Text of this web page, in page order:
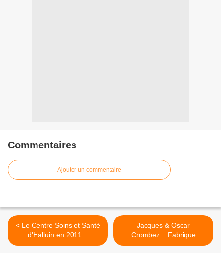
Commentaires
Ajouter un commentaire
< Le Centre Soins et Santé
d'Halluin en 2011...
Jacques & Oscar
Crombez... Fabrique
Halluinoise de Peignes à